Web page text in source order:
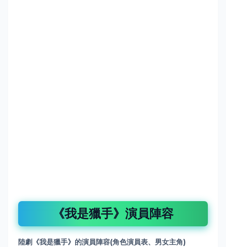
《我是獵手》演員陣容
陸劇《我是獵手》的演員陣容(角色演員表、男女主角)